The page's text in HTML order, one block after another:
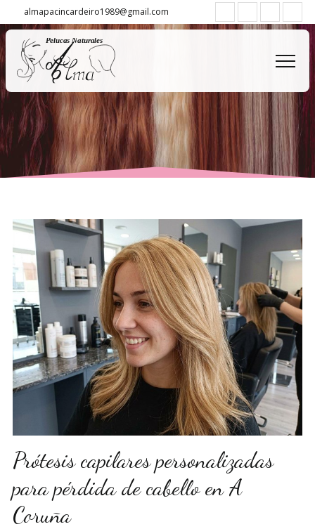
almapacincardeiro1989@gmail.com
Prótesis capilares personalizadas
para pérdida de cabello en A
Coruña